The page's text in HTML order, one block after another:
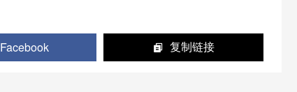
Facebook 复制链接